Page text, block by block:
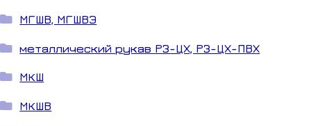
МГШВ, МГШВЭ
металлический рукав РЗ-ЦХ, РЗ-ЦХ-ПВХ
МКШ
МКШВ